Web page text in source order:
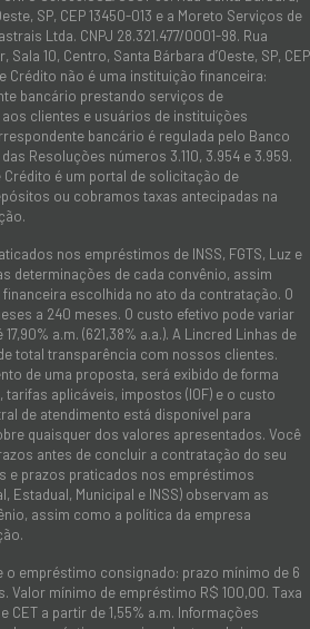
SP, CEP 13450-013 e a Moreto Serviços de
Ltda. CNPJ 28.321.477/0001-98. Rua
Sala 10, Centro, Santa Bárbara d’Oeste, SP, CEP
Crédito não é uma instituição financeira:
bancário prestando serviços de
clientes e usuários de instituições
bancário é regulada pelo Banco
Resoluções números 3.110, 3.954 e 3.959.
é um portal de solicitação de
ou cobramos taxas antecipadas na
nos empréstimos de INSS, FGTS, Luz e
determinações de cada convênio, assim
escolhida no ato da contratação. O
a 240 meses. O custo efetivo pode variar
17,90% a.m. (621,38% a.a.). A Lincred Linhas de
total transparência com nossos clientes.
de uma proposta, será exibido de forma
tarifas aplicáveis, impostos (IOF) e o custo
de atendimento está disponível para
quaisquer dos valores apresentados. Você
antes de concluir a contratação do seu
e prazos praticados nos empréstimos
Estadual, Municipal e INSS) observam as
assim como a política da empresa
empréstimo consignado: prazo mínimo de 6
Valor mínimo de empréstimo R$ 100,00. Taxa
CET a partir de 1,55% a.m. Informações